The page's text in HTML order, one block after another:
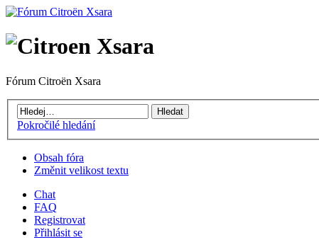
Fórum Citroën Xsara
Pokročilé hledání
Obsah fóra
Změnit velikost textu
Chat
FAQ
Registrovat
Přihlásit se